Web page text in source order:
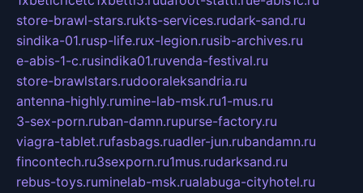
store-brawl-stars.rukts-services.rudark-sand.ru
sindika-01.rusp-life.rux-legion.rusib-archives.ru
e-abis-1-c.rusindika01.ruvenda-festival.ru
store-brawlstars.rudooraleksandria.ru
antenna-highly.rumine-lab-msk.ru1-mus.ru
3-sex-porn.ruban-damn.rupurse-factory.ru
viagra-tablet.rufasbags.ruadler-jun.rubandamn.ru
fincontech.ru3sexporn.ru1mus.rudarksand.ru
rebus-toys.ruminelab-msk.rualabuga-cityhotel.ru